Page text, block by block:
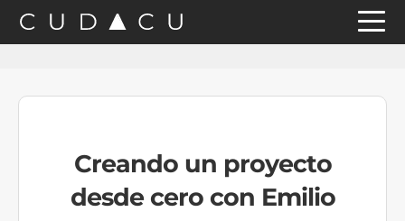
Saltar
a
Saltar
al
Saltar
a
Creando un proyecto
desde cero con Emilio